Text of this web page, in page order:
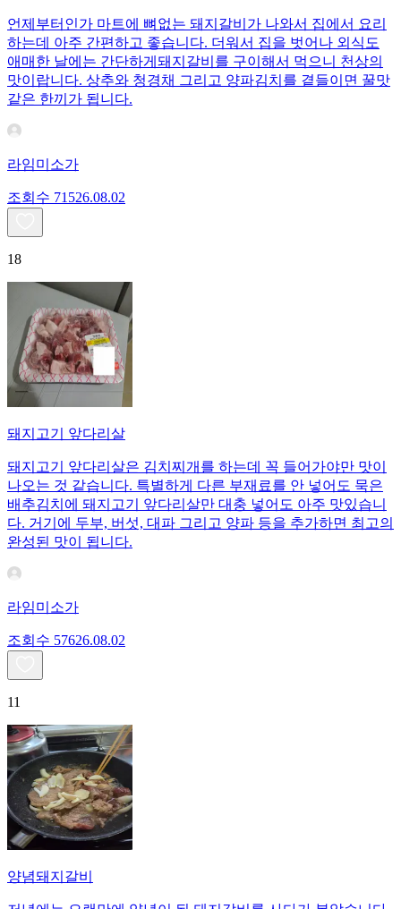
언제부터인가 마트에 뼈없는 돼지갈비가 나와서 집에서 요리
하는데 아주 간편하고 좋습니다. 더워서 집을 벗어나 외식도
애매한 날에는 간단하게돼지갈비를 구이해서 먹으니 천상의
맛이랍니다. 상추와 청경채 그리고 양파김치를 곁들이면 꿀맛
같은 한끼가 됩니다.
라임미소가
조회수 71526.08.02
18
돼지고기 앞다리살
돼지고기 앞다리살은 김치찌개를 하는데 꼭 들어가야만 맛이
나오는 것 같습니다. 특별하게 다른 부재료를 안 넣어도 묵은
배추김치에 돼지고기 앞다리살만 대충 넣어도 아주 맛있습니
다. 거기에 두부, 버섯, 대파 그리고 양파 등을 추가하면 최고의
완성된 맛이 됩니다.
라임미소가
조회수 57626.08.02
11
양념돼지갈비